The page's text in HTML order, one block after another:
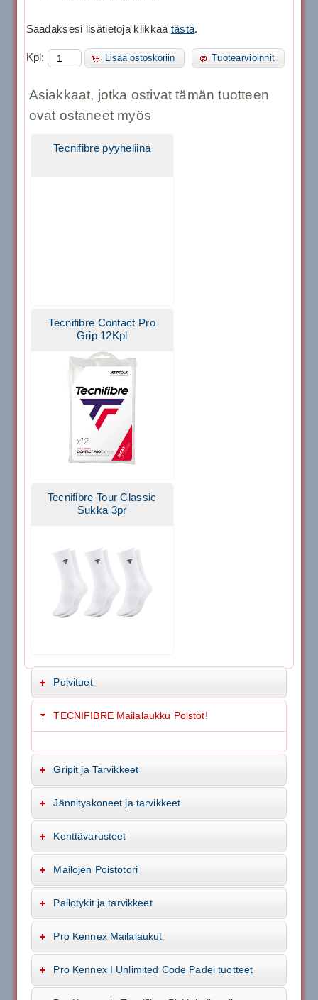
Saadaksesi lisätietoja klikkaa tästä.
Kpl: Lisää ostoskoriin Tuotearvioinnit
Asiakkaat, jotka ostivat tämän tuotteen
ovat ostaneet myös
Tecnifibre pyyheliina
Tecnifibre Contact Pro
Grip 12Kpl
Tecnifibre Tour Classic
Sukka 3pr
Polvituet
TECNIFIBRE Mailalaukku Poistot!
Gripit ja Tarvikkeet
Jännityskoneet ja tarvikkeet
Kenttävarusteet
Mailojen Poistotori
Pallotykit ja tarvikkeet
Pro Kennex Mailalaukut
Pro Kennex I Unlimited Code Padel tuotteet